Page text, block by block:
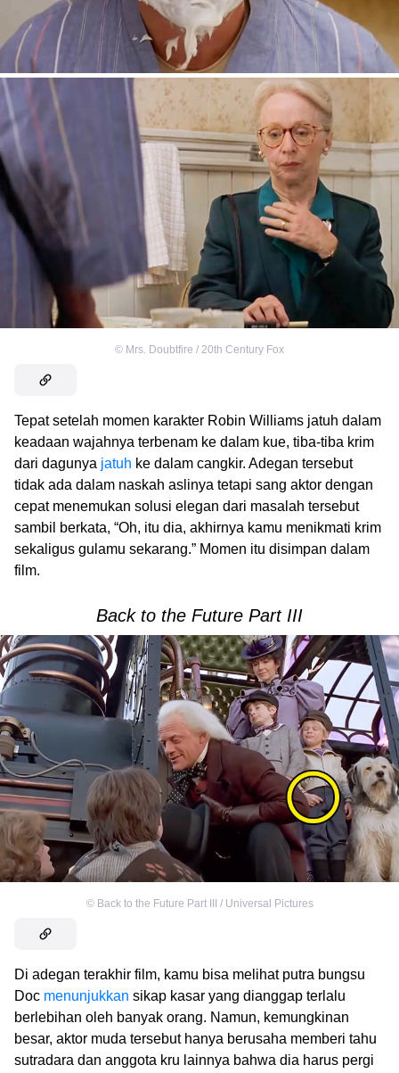
© Mrs. Doubtfire / 20th Century Fox
Tepat setelah momen karakter Robin Williams jatuh dalam
keadaan wajahnya terbenam ke dalam kue, tiba-tiba krim
dari dagunya jatuh ke dalam cangkir. Adegan tersebut
tidak ada dalam naskah aslinya tetapi sang aktor dengan
cepat menemukan solusi elegan dari masalah tersebut
sambil berkata, “Oh, itu dia, akhirnya kamu menikmati krim
sekaligus gulamu sekarang.” Momen itu disimpan dalam
film.
Back to the Future Part III
© Back to the Future Part III / Universal Pictures
Di adegan terakhir film, kamu bisa melihat putra bungsu
Doc menunjukkan sikap kasar yang dianggap terlalu
berlebihan oleh banyak orang. Namun, kemungkinan
besar, aktor muda tersebut hanya berusaha memberi tahu
sutradara dan anggota kru lainnya bahwa dia harus pergi